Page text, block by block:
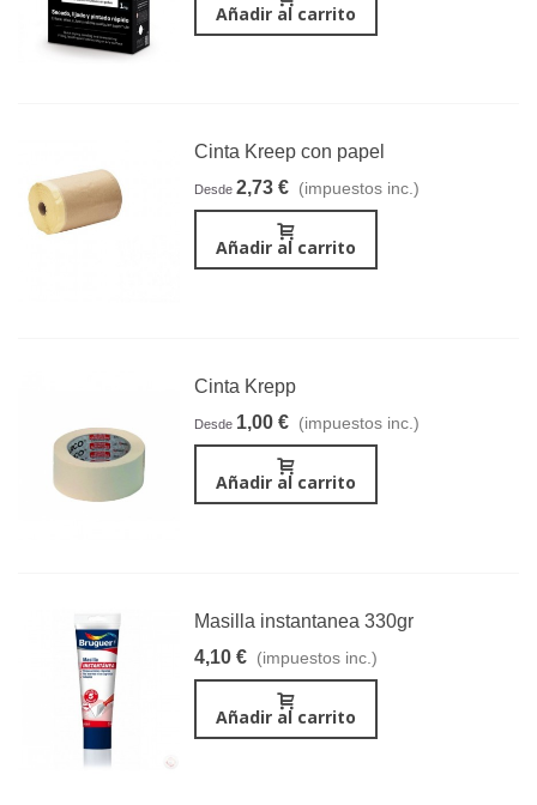
Añadir al carrito
Cinta Kreep con papel
Desde2,73 € (impuestos inc.)
Añadir al carrito
Cinta Krepp
Desde 1,00 € (impuestos inc.)
Añadir al carrito
Masilla instantanea 330gr
4,10 € (impuestos inc.)
Añadir al carrito